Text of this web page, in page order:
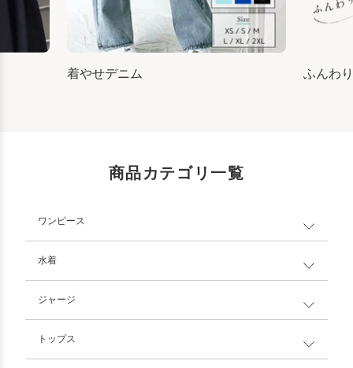
着やせデニム ふんわ
商品カテゴリ一覧
ワンピース
水着
ジャージ
トップス